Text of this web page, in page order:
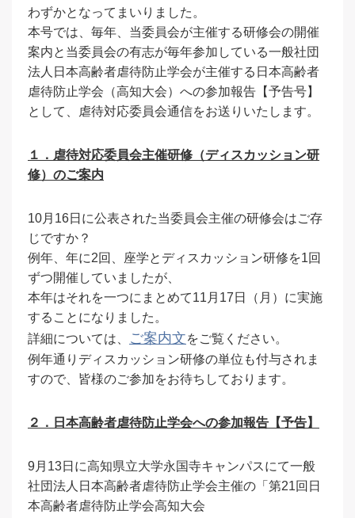
わずかとなってまいりました。
本号では、毎年、当委員会が主催する研修会の開催
案内と当委員会の有志が毎年参加している一般社団
法人日本高齢者虐待防止学会が主催する日本高齢者
虐待防止学会（高知大会）への参加報告【予告号】
として、虐待対応委員会通信をお送りいたします。
１．虐待対応委員会主催研修（ディスカッション研
修）のご案内
10月16日に公表された当委員会主催の研修会はご存
じですか？
例年、年に2回、座学とディスカッション研修を1回
ずつ開催していましたが、
本年はそれを一つにまとめて11月17日（月）に実施
することになりました。
詳細については、
ご案内文をご覧ください。
例年通りディスカッション研修の単位も付与されま
すので、皆様のご参加をお待ちしております。
２．日本高齢者虐待防止学会への参加報告【予告】
9月13日に高知県立大学永国寺キャンパスにて一般
社団法人日本高齢者虐待防止学会主催の「第21回日
本高齢者虐待防止学会高知大会